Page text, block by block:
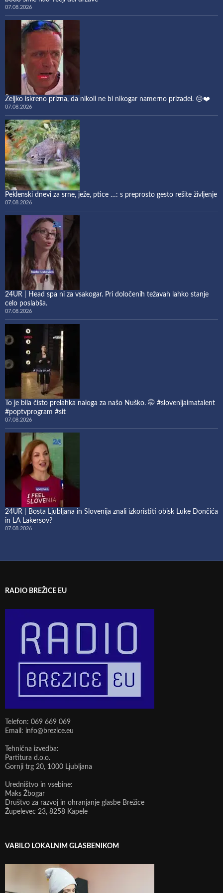
07.08.2026
Željko iskreno prizna, da nikoli ne bi nikogar namerno prizadel. 😔❤️
07.08.2026
Peklenski dnevi za srne, ježe, ptice …: s preprosto gesto rešite življenje
07.08.2026
24UR | Head spa ni za vsakogar. Pri določenih težavah lahko stanje
celo poslabša.
07.08.2026
To je bila čisto prelahka naloga za našo Nuško. 🤭 #slovenijaimatalent
#poptvprogram #sit
07.08.2026
24UR | Bosta Ljubljana in Slovenija znali izkoristiti obisk Luke Dončića
in LA Lakersov?
07.08.2026
RADIO BREŽICE EU
Telefon: 069 669 069
Email: info@brezice.eu
Tehnična izvedba:
Partitura d.o.o.
Gornji trg 20, 1000 Ljubljana
Uredništvo in vsebine:
Maks Žbogar
Društvo za razvoj in ohranjanje glasbe Brežice
Župelevec 23, 8258 Kapele
VABILO LOKALNIM GLASBENIKOM